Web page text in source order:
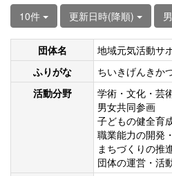
10件 更新日時(降順)
団体名
地域元気活動サ
ふりがな
ちいきげんきか
活動分野
学術・文化・芸
男女共同参画
子どもの健全育
職業能力の開発
まちづくりの推
団体の運営・活